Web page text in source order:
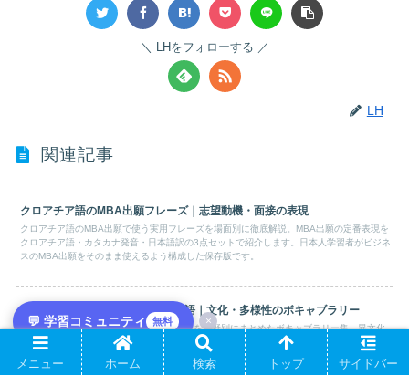
💬 学習コミュニティ 無料 ×
LHをフォローする
LH
関連記事
クロアチア語のMBA出願フレーズ｜志望動機・面接の表現
クロアチア語のMBA出願で使う実用フレーズを場面別に徹底解説。MBA出願の定番表現を
クロアチア語・カタカナ発音・日本語訳の3点セットで紹介します。日本人学習者がビジネ
スのMBA出願をそのまま使えるよう構成した保存版です。
クロアチア語の異文化交流頻出単語｜文化・多様性のボキャブラリー
クロアチア語の異文化交流で頻出する単語を分野別にまとめたボキャブラリー集。異文化
交流の重要語をクロアチア語・カタカナ発音・日本語訳で整理し、意味と使い方を日本人
学習者向けに徹底解説します。
メニュー ホーム 検索 トップ サイドバー